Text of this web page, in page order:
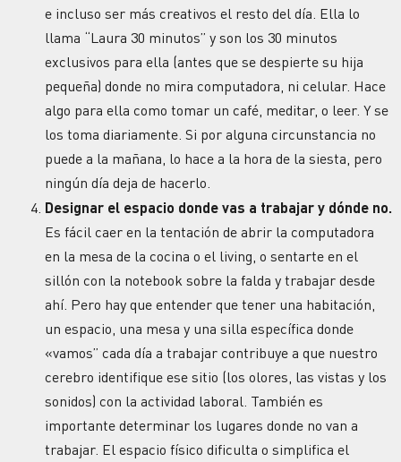
e incluso ser más creativos el resto del día. Ella lo
llama “Laura 30 minutos” y son los 30 minutos
exclusivos para ella (antes que se despierte su hija
pequeña) donde no mira computadora, ni celular. Hace
algo para ella como tomar un café, meditar, o leer. Y se
los toma diariamente. Si por alguna circunstancia no
puede a la mañana, lo hace a la hora de la siesta, pero
ningún día deja de hacerlo.
Designar el espacio donde vas a trabajar y dónde no.
Es fácil caer en la tentación de abrir la computadora
en la mesa de la cocina o el living, o sentarte en el
sillón con la notebook sobre la falda y trabajar desde
ahí. Pero hay que entender que tener una habitación,
un espacio, una mesa y una silla específica donde
«vamos” cada día a trabajar contribuye a que nuestro
cerebro identifique ese sitio (los olores, las vistas y los
sonidos) con la actividad laboral. También es
importante determinar los lugares donde no van a
trabajar. El espacio físico dificulta o simplifica el